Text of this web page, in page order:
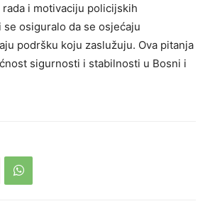
i motivaciju policijskih
se osiguralo da se osjećaju
podršku koju zaslužuju. Ova pitanja
sigurnosti i stabilnosti u Bosni i